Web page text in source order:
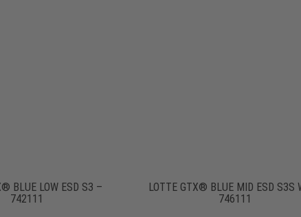
BLUE LOW ESD S3 –
742111
LOTTE GTX® BLUE MID ESD S3S
746111